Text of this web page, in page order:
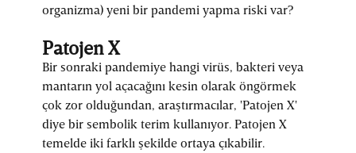
organizma) yeni bir pandemi yapma riski var?
Patojen X
Bir sonraki pandemiye hangi virüs, bakteri veya
mantarın yol açacağını kesin olarak öngörmek
çok zor olduğundan, araştırmacılar, 'Patojen X'
diye bir sembolik terim kullanıyor. Patojen X
temelde iki farklı şekilde ortaya çıkabilir.